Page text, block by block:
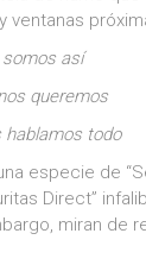
ventanas
así
queremos
hablamos todo
especie de
Direct”
miran de